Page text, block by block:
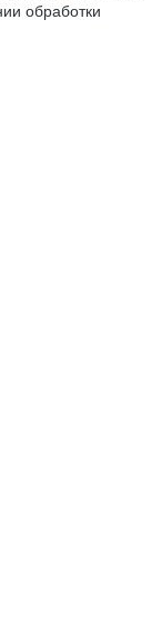
обработки